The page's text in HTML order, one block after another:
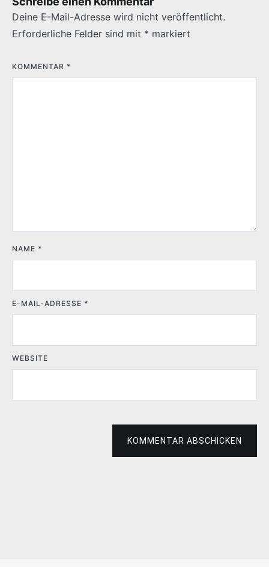
Deine E-Mail-Adresse wird nicht veröffentlicht.
Erforderliche Felder sind mit * markiert
KOMMENTAR *
NAME *
E-MAIL-ADRESSE *
WEBSITE
KOMMENTAR ABSCHICKEN